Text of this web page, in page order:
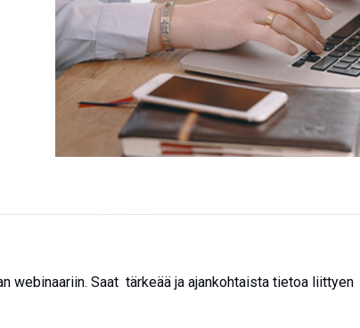
webinaariin. Saat tärkeää ja ajankohtaista tietoa liittyen